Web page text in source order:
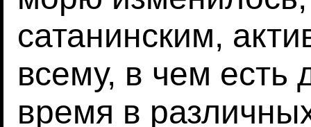
сатанинским,
всему, в чем есть
время в